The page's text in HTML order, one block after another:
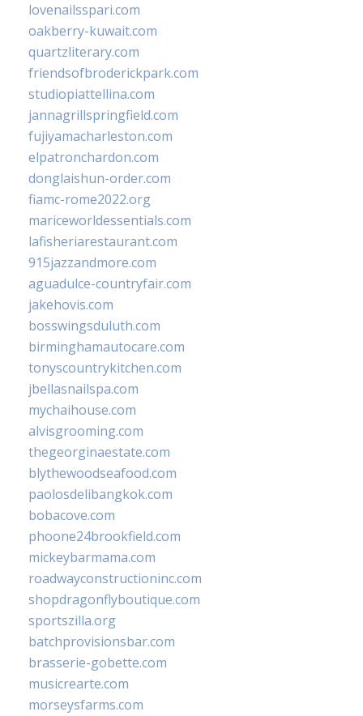
lovenailsspari.com
oakberry-kuwait.com
quartzliterary.com
friendsofbroderickpark.com
studiopiattellina.com
jannagrillspringfield.com
fujiyamacharleston.com
elpatronchardon.com
donglaishun-order.com
fiamc-rome2022.org
mariceworldessentials.com
lafisheriarestaurant.com
915jazzandmore.com
aguadulce-countryfair.com
jakehovis.com
bosswingsduluth.com
birminghamautocare.com
tonyscountrykitchen.com
jbellasnailspa.com
mychaihouse.com
alvisgrooming.com
thegeorginaestate.com
blythewoodseafood.com
paolosdelibangkok.com
bobacove.com
phoone24brookfield.com
mickeybarmama.com
roadwayconstructioninc.com
shopdragonflyboutique.com
sportszilla.org
batchprovisionsbar.com
brasserie-gobette.com
musicrearte.com
morseysfarms.com